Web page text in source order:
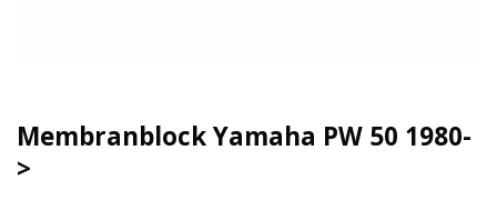
Membranblock Yamaha PW 50 1980-
>